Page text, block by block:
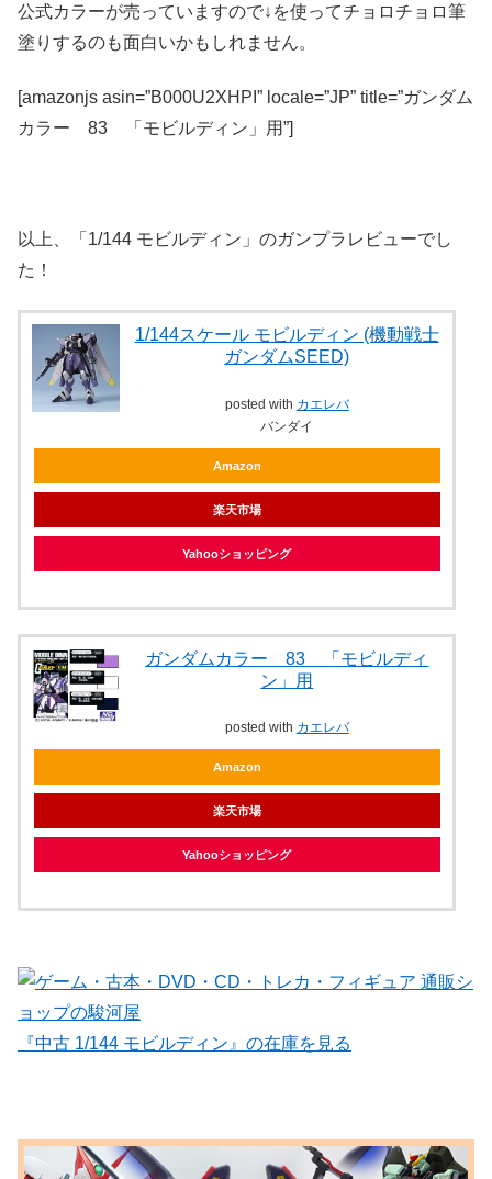
公式カラーが売っていますので↓を使ってチョロチョロ筆
塗りするのも面白いかもしれません。
[amazonjs asin=”B000U2XHPI” locale=”JP” title=”ガンダム
カラー 83 「モビルディン」用”]
以上、「1/144 モビルディン」のガンプラレビューでし
た！
1/144スケール モビルディン (機動戦士
ガンダムSEED)
posted with カエレバ
バンダイ
Amazon
楽天市場
Yahooショッピング
ガンダムカラー 83 「モビルディ
ン」用
posted with カエレバ
Amazon
楽天市場
Yahooショッピング
『中古 1/144 モビルディン』の在庫を見る